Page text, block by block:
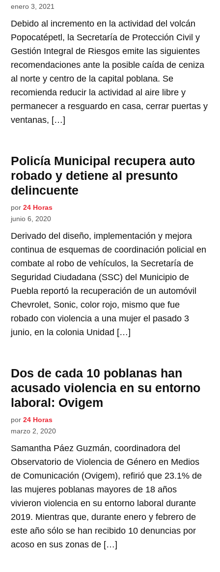
enero 3, 2021
Debido al incremento en la actividad del volcán
Popocatépetl, la Secretaría de Protección Civil y
Gestión Integral de Riesgos emite las siguientes
recomendaciones ante la posible caída de ceniza
al norte y centro de la capital poblana. Se
recomienda reducir la actividad al aire libre y
permanecer a resguardo en casa, cerrar puertas y
ventanas, […]
Policía Municipal recupera auto
robado y detiene al presunto
delincuente
por 24 Horas
junio 6, 2020
Derivado del diseño, implementación y mejora
continua de esquemas de coordinación policial en
combate al robo de vehículos, la Secretaría de
Seguridad Ciudadana (SSC) del Municipio de
Puebla reportó la recuperación de un automóvil
Chevrolet, Sonic, color rojo, mismo que fue
robado con violencia a una mujer el pasado 3
junio, en la colonia Unidad […]
Dos de cada 10 poblanas han
acusado violencia en su entorno
laboral: Ovigem
por 24 Horas
marzo 2, 2020
Samantha Páez Guzmán, coordinadora del
Observatorio de Violencia de Género en Medios
de Comunicación (Ovigem), refirió que 23.1% de
las mujeres poblanas mayores de 18 años
vivieron violencia en su entorno laboral durante
2019. Mientras que, durante enero y febrero de
este año sólo se han recibido 10 denuncias por
acoso en sus zonas de […]